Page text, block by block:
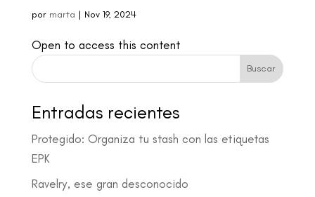
por marta | Nov 19, 2024
Open to access this content
Buscar
Entradas recientes
Protegido: Organiza tu stash con las etiquetas
EPK
Ravelry, ese gran desconocido